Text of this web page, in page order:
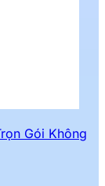
Gói Không